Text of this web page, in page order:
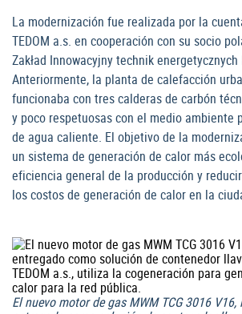
La modernización fue realizada por la
TEDOM a.s. en cooperación con su socio
Zakład Innowacyjny technik
Anteriormente, la planta de calefacción
funcionaba con tres calderas de carbón
y poco respetuosas con el medio ambiente
de agua caliente. El objetivo de la
un sistema de generación de calor más
eficiencia general de la producción y
los costos de generación de calor en la
El nuevo motor de gas MWM TCG 3016